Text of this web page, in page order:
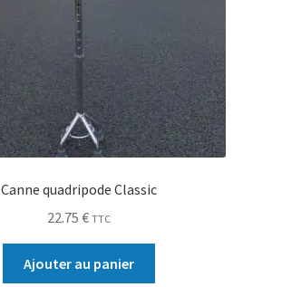
Canne quadripode Classic
22.75 € TTC
Ajouter au panier